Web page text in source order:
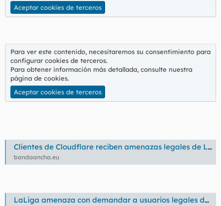
Aceptar cookies de terceros
Para ver este contenido, necesitaremos su consentimiento para
configurar cookies de terceros.
Para obtener información más detallada, consulte nuestra
página de cookies.
Aceptar cookies de terceros
Clientes de Cloudflare reciben amenazas legales de LaLiga por compartir IP con servicios piratas
bandaancha.eu
LaLiga amenaza con demandar a usuarios legales de Cloudflare por compartir su IP con plataformas piratas